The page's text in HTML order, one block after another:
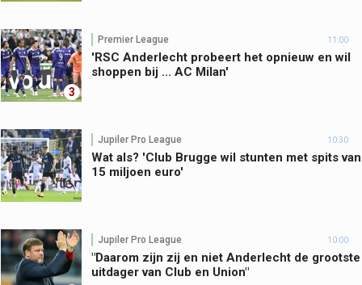
3
Premier League 11:00
'RSC Anderlecht probeert het opnieuw en wil
shoppen bij ... AC Milan'
Jupiler Pro League 10:30
Wat als? 'Club Brugge wil stunten met spits van
15 miljoen euro'
Jupiler Pro League 10:00
"Daarom zijn zij en niet Anderlecht de grootste
uitdager van Club en Union"